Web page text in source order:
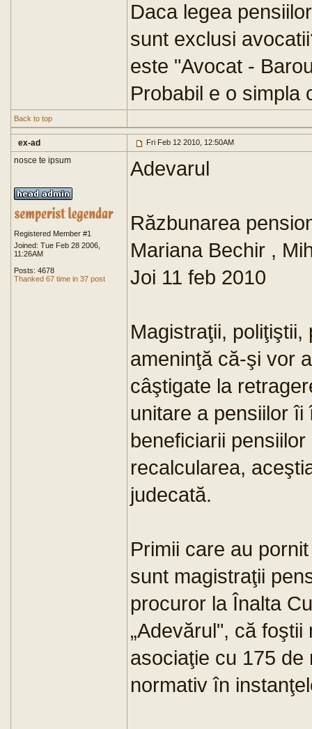
Daca legea
sunt exclusi
este "Avocat -
Probabil e o simpla
Back to top
ex-ad Fri Feb 12 2010, 12:50AM
nosce te ipsum
Registered Member #1
Joined: Tue Feb 28 2006,
11:26AM
Posts: 4678
Thanked 67 time in 37 post
Adevarul
Răzbunarea
Mariana Bechir ,
Joi 11 feb 2010
Magistraţii, poliţiştii,
ameninţă că-şi vor
câştigate la
unitare a pensiilor
beneficiarii
recalcularea,
judecată.
Primii care au
sunt magistraţii
procuror la Înalta
„Adevărul", că
asociaţie cu 175
normativ în